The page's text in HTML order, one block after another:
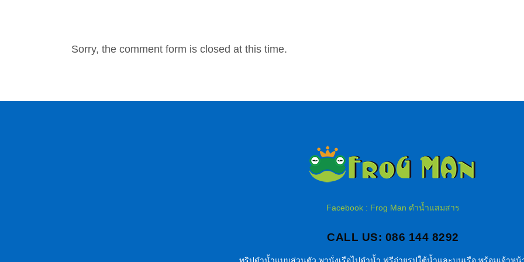
Sorry, the comment form is closed at this time.
Facebook : Frog Man ดำน้ำแสมสาร
CALL US: 086 144 8292